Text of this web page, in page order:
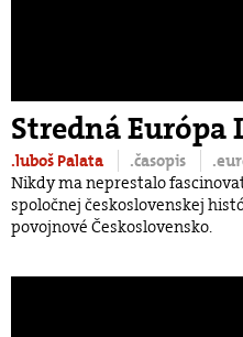
Stredná Európa
.luboš Palata .časopis
Nikdy ma neprestalo
spoločnej československej
povojnové Československo.